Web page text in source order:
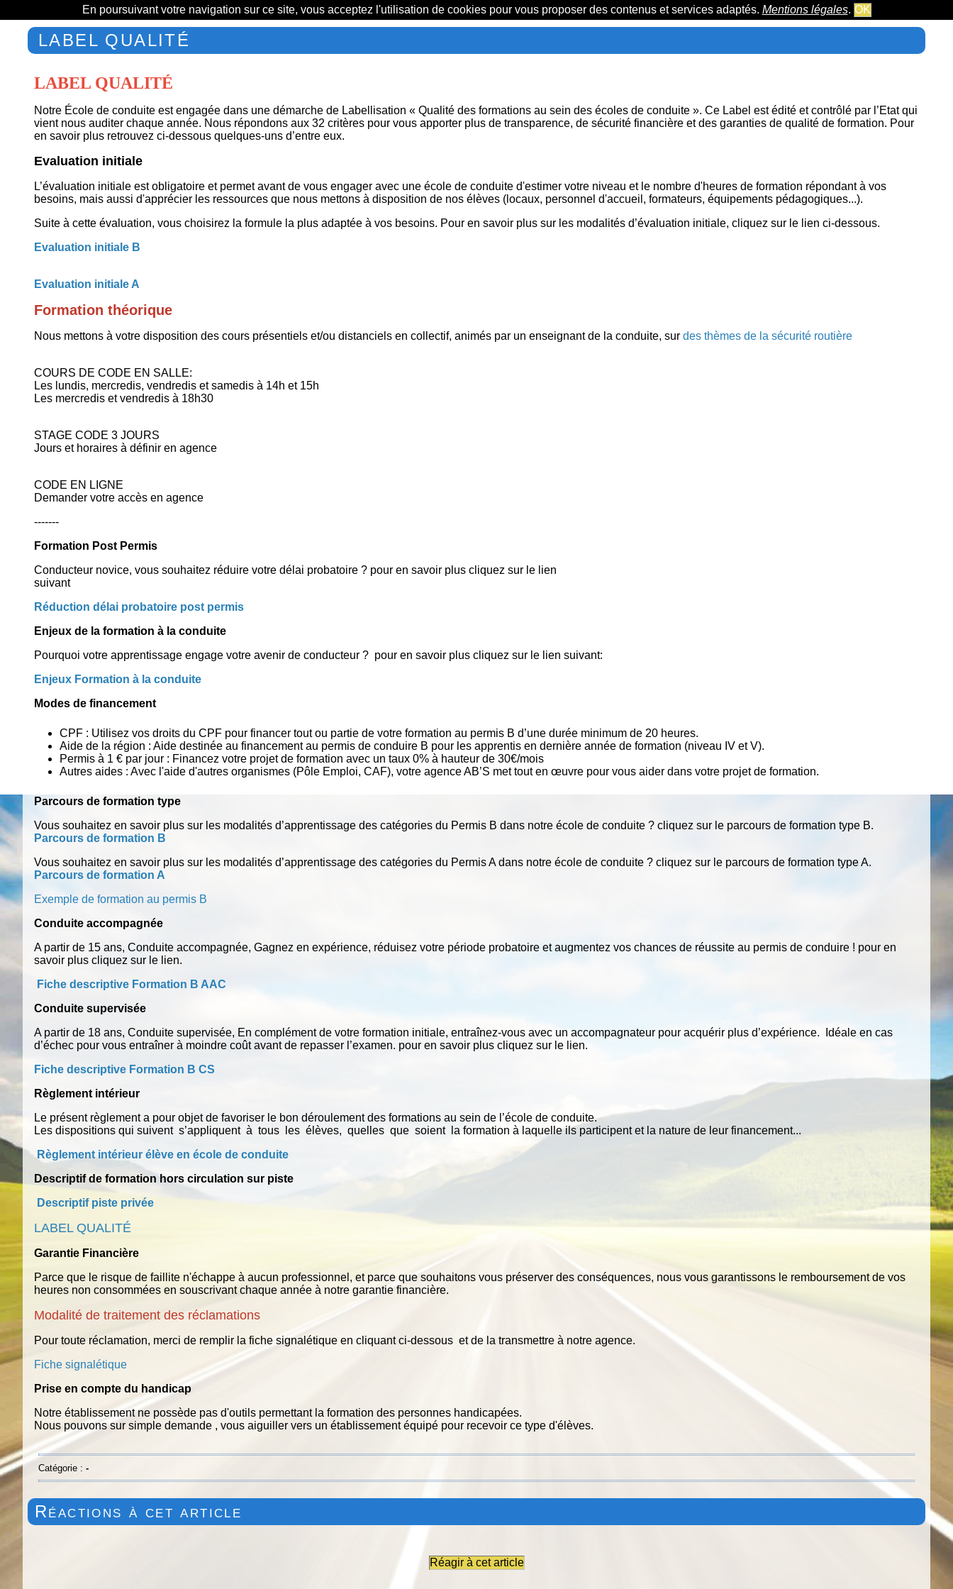
En poursuivant votre navigation sur ce site, vous acceptez l'utilisation de cookies pour vous proposer des contenus et services adaptés. Mentions légales. OK
LABEL QUALITÉ
LABEL QUALITÉ
Notre École de conduite est engagée dans une démarche de Labellisation « Qualité des formations au sein des écoles de conduite ». Ce Label est édité et contrôlé par l’Etat qui
vient nous auditer chaque année. Nous répondons aux 32 critères pour vous apporter plus de transparence, de sécurité financière et des garanties de qualité de formation. Pour
en savoir plus retrouvez ci-dessous quelques-uns d’entre eux.
Evaluation initiale
L’évaluation initiale est obligatoire et permet avant de vous engager avec une école de conduite d'estimer votre niveau et le nombre d'heures de formation répondant à vos
besoins, mais aussi d'apprécier les ressources que nous mettons à disposition de nos élèves (locaux, personnel d'accueil, formateurs, équipements pédagogiques...).
Suite à cette évaluation, vous choisirez la formule la plus adaptée à vos besoins. Pour en savoir plus sur les modalités d’évaluation initiale, cliquez sur le lien ci-dessous.
Evaluation initiale B
Evaluation initiale A
Formation théorique
Nous mettons à votre disposition des cours présentiels et/ou distanciels en collectif, animés par un enseignant de la conduite, sur des thèmes de la sécurité routière
COURS DE CODE EN SALLE:
Les lundis, mercredis, vendredis et samedis à 14h et 15h
Les mercredis et vendredis à 18h30
STAGE CODE 3 JOURS
Jours et horaires à définir en agence
CODE EN LIGNE
Demander votre accès en agence
-------
Formation Post Permis
Conducteur novice, vous souhaitez réduire votre délai probatoire ? pour en savoir plus cliquez sur le lien
suivant
Réduction délai probatoire post permis
Enjeux de la formation à la conduite
Pourquoi votre apprentissage engage votre avenir de conducteur ? pour en savoir plus cliquez sur le lien suivant:
Enjeux Formation à la conduite
Modes de financement
CPF : Utilisez vos droits du CPF pour financer tout ou partie de votre formation au permis B d’une durée minimum de 20 heures.
Aide de la région : Aide destinée au financement au permis de conduire B pour les apprentis en dernière année de formation (niveau IV et V).
Permis à 1 € par jour : Financez votre projet de formation avec un taux 0% à hauteur de 30€/mois
Autres aides : Avec l'aide d'autres organismes (Pôle Emploi, CAF), votre agence AB’S met tout en œuvre pour vous aider dans votre projet de formation.
Parcours de formation type
Vous souhaitez en savoir plus sur les modalités d’apprentissage des catégories du Permis B dans notre école de conduite ? cliquez sur le parcours de formation type B.
Parcours de formation B
Vous souhaitez en savoir plus sur les modalités d’apprentissage des catégories du Permis A dans notre école de conduite ? cliquez sur le parcours de formation type A.
Parcours de formation A
Exemple de formation au permis B
Conduite accompagnée
A partir de 15 ans, Conduite accompagnée, Gagnez en expérience, réduisez votre période probatoire et augmentez vos chances de réussite au permis de conduire ! pour en
savoir plus cliquez sur le lien.
Fiche descriptive Formation B AAC
Conduite supervisée
A partir de 18 ans, Conduite supervisée, En complément de votre formation initiale, entraînez-vous avec un accompagnateur pour acquérir plus d’expérience. Idéale en cas
d’échec pour vous entraîner à moindre coût avant de repasser l’examen. pour en savoir plus cliquez sur le lien.
Fiche descriptive Formation B CS
Règlement intérieur
Le présent règlement a pour objet de favoriser le bon déroulement des formations au sein de l’école de conduite.
Les dispositions qui suivent s’appliquent à tous les élèves, quelles que soient la formation à laquelle ils participent et la nature de leur financement...
Règlement intérieur élève en école de conduite
Descriptif de formation hors circulation sur piste
Descriptif piste privée
LABEL QUALITÉ
Garantie Financière
Parce que le risque de faillite n'échappe à aucun professionnel, et parce que souhaitons vous préserver des conséquences, nous vous garantissons le remboursement de vos
heures non consommées en souscrivant chaque année à notre garantie financière.
Modalité de traitement des réclamations
Pour toute réclamation, merci de remplir la fiche signalétique en cliquant ci-dessous et de la transmettre à notre agence.
Fiche signalétique
Prise en compte du handicap
Notre établissement ne possède pas d'outils permettant la formation des personnes handicapées.
Nous pouvons sur simple demande , vous aiguiller vers un établissement équipé pour recevoir ce type d'élèves.
Catégorie : -
Réactions à cet article
Réagir à cet article